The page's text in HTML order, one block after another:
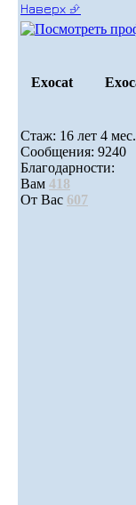
Наверх ⮵
Exocat
Стаж: 16 лет 4
Сообщения: 9240
Благодарности:
Вам 418
От Вас 607